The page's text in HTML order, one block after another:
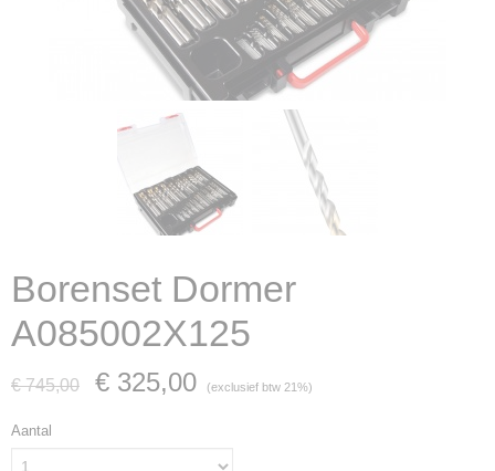
Borenset Dormer
A085002X125
€ 745,00 € 325,00 (exclusief btw 21%)
Aantal